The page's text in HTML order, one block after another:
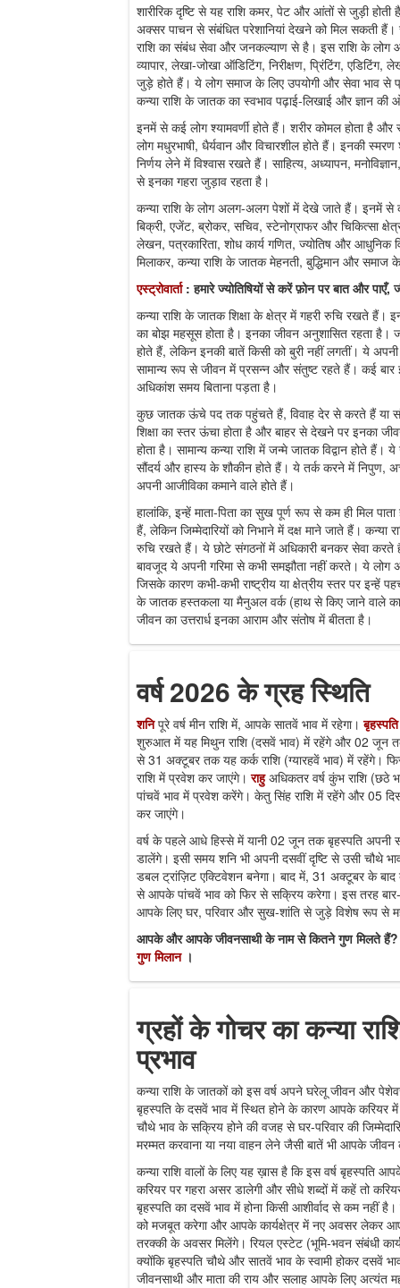
शारीरिक दृष्टि से यह राशि कमर, पेट और आंतों से जुड़ी
अक्सर पाचन से संबंधित परेशानियां देखने को मिल सकती हैं।
राशि का संबंध सेवा और जनकल्याण से है। इस राशि के लोग
व्यापार, लेखा-जोखा ऑडिटिंग, निरीक्षण, प्रिंटिंग,
जुड़े होते हैं। ये लोग समाज के लिए उपयोगी और सेवा भाव से
कन्या राशि के जातक का स्वभाव पढ़ाई-लिखाई और ज्ञान की
इनमें से कई लोग श्यामवर्णी होते हैं। शरीर कोमल होता है और
लोग मधुरभाषी, धैर्यवान और विचारशील होते हैं। इनकी
निर्णय लेने में विश्वास रखते हैं। साहित्य, अध्यापन,
से इनका गहरा जुड़ाव रहता है।
कन्या राशि के लोग अलग-अलग पेशों में देखे जाते हैं। इनमें से
बिक्री, एजेंट, ब्रोकर, सचिव, स्टेनोग्राफर और चिकित्सा
लेखन, पत्रकारिता, शोध कार्य गणित, ज्योतिष और आधुनिक
मिलाकर, कन्या राशि के जातक मेहनती, बुद्धिमान और समाज
एस्ट्रोवार्ता : हमारे ज्योतिषियों से करें फ़ोन पर बात और
कन्या राशि के जातक शिक्षा के क्षेत्र में गहरी रुचि रखते हैं।
का बोझ महसूस होता है। इनका जीवन अनुशासित रहता है।
होते हैं, लेकिन इनकी बातें किसी को बुरी नहीं लगतीं। ये
सामान्य रूप से जीवन में प्रसन्न और संतुष्ट रहते हैं। कई बार
अधिकांश समय बिताना पड़ता है।
कुछ जातक ऊंचे पद तक पहुंचते हैं, विवाह देर से करते हैं या
शिक्षा का स्तर ऊंचा होता है और बाहर से देखने पर इनका
होता है। सामान्य कन्या राशि में जन्मे जातक विद्वान होते हैं।
सौंदर्य और हास्य के शौकीन होते हैं। ये तर्क करने में निपुण,
अपनी आजीविका कमाने वाले होते हैं।
हालांकि, इन्हें माता-पिता का सुख पूर्ण रूप से कम ही मिल
हैं, लेकिन जिम्मेदारियों को निभाने में दक्ष माने जाते हैं। कन्या
रुचि रखते हैं। ये छोटे संगठनों में अधिकारी बनकर सेवा करते
बावजूद ये अपनी गरिमा से कभी समझौता नहीं करते। ये लोग
जिसके कारण कभी-कभी राष्ट्रीय या क्षेत्रीय स्तर पर इन्हें
के जातक हस्तकला या मैनुअल वर्क (हाथ से किए जाने वाले
जीवन का उत्तरार्ध इनका आराम और संतोष में बीतता है।
वर्ष 2026 के ग्रह स्थिति
शनिपूरे वर्ष मीन राशि में, आपके सातवें भाव में रहेगा।
शुरुआत में यह मिथुन राशि (दसवें भाव) में रहेंगे और 02 जून
से 31 अक्टूबर तक यह कर्क राशि (ग्यारहवें भाव) में रहेंगे।
राशि में प्रवेश कर जाएंगे। राहुअधिकतर वर्ष कुंभ राशि
पांचवें भाव में प्रवेश करेंगे। केतु सिंह राशि में रहेंगे और 05
कर जाएंगे।
वर्ष के पहले आधे हिस्से में यानी 02 जून तक बृहस्पति अपनी
डालेंगे। इसी समय शनि भी अपनी दसवीं दृष्टि से उसी चौथे
डबल ट्रांज़िट एक्टिवेशन बनेगा। बाद में, 31 अक्टूबर के बाद
से आपके पांचवें भाव को फिर से सक्रिय करेगा। इस तरह बार-
आपके लिए घर, परिवार और सुख-शांति से जुड़े विशेष रूप से
आपके और आपके जीवनसाथी के नाम से कितने गुण मिलते
गुण मिलान ।
ग्रहों के गोचर का कन्या
प्रभाव
कन्या राशि के जातकों को इस वर्ष अपने घरेलू जीवन और
बृहस्पति के दसवें भाव में स्थित होने के कारण आपके करियर
चौथे भाव के सक्रिय होने की वजह से घर-परिवार की
मरम्मत करवाना या नया वाहन लेने जैसी बातें भी आपके
कन्या राशि वालों के लिए यह ख़ास है कि इस वर्ष बृहस्पति
करियर पर गहरा असर डालेगी और सीधे शब्दों में कहें तो
बृहस्पति का दसवें भाव में होना किसी आशीर्वाद से कम नहीं
को मजबूत करेगा और आपके कार्यक्षेत्र में नए अवसर लेकर
तरक्की के अवसर मिलेंगे। रियल एस्टेट (भूमि-भवन संबंधी
क्योंकि बृहस्पति चौथे और सातवें भाव के स्वामी होकर दसवें
जीवनसाथी और माता की राय और सलाह आपके लिए अत्यंत